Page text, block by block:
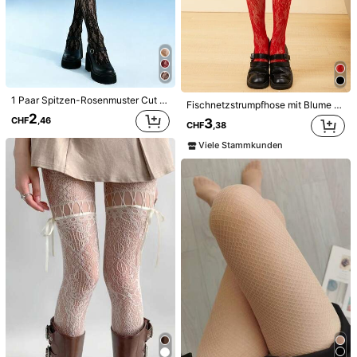
4,40
4,40 143 Follower
4,40 143 Follower
CHF0,72 sparen
-21% 2 Stücke/Set Große Größen Damen Gothic Stil Netzstrumpfhose & Spandex Schwarz Ausgeschnittene Leggings Ganzkörper, vielseitig
CHF 2 CHF3,33
1 Paar Y2K Distressed Punk Style zerrissene dunkle Fischernetz-Strümpfe, Gothic Nischen Fischernetz-Socken
2,86
1 Paar Spitzen-Rosenmuster Cut Out-Netz Überknie-Socken, Cut Out-Design, geeignet für Sommer, tägliche Zusammenkünfte, Partys und Ausflüge
CHF2,46
Fischnetzstrumpfhose mit Blume Muster
CHF3,38
Viele Stammkunden